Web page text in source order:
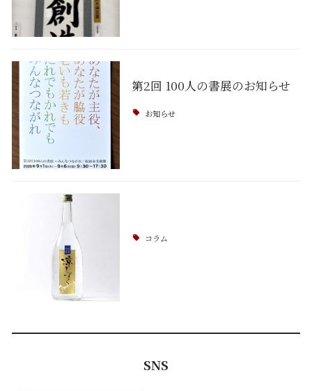
第2回 100人の書展のお知らせ
お知らせ
コラム
SNS